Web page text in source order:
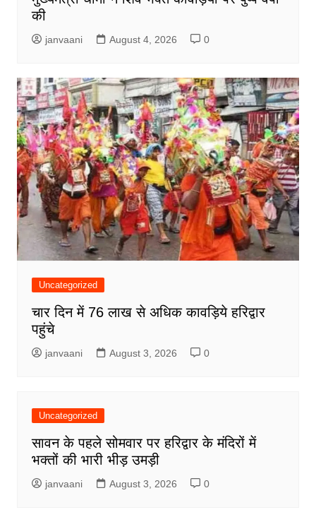
की
janvaani August 4, 2026 0
Uncategorized
चार दिन में 76 लाख से अधिक कावड़िये हरिद्वार
पहुंचे
janvaani August 3, 2026 0
Uncategorized
सावन के पहले सोमवार पर हरिद्वार के मंदिरों में
भक्तों की भारी भीड़ उमड़ी
janvaani August 3, 2026 0